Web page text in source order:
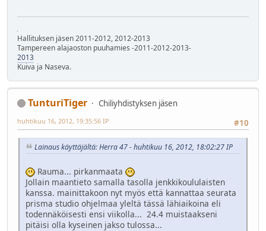
Hallituksen jäsen 2011-2012, 2012-2013
Tampereen alajaoston puuhamies -2011-2012-2013-
2013
Kuiva ja Naseva.
TunturiTiger
Chiliyhdistyksen jäsen
#10
huhtikuu 16, 2012, 19:35:56 IP
Lainaus käyttäjältä: Herra 47 - huhtikuu 16, 2012, 18:02:27 IP
Rauma... pirkanmaata
Jollain maantieto samalla tasolla jenkkikoululaisten
kanssa. mainittakoon nyt myös että kannattaa seurata
prisma studio ohjelmaa yleltä tässä lähiaikoina eli
todennäköisesti ensi viikolla... 24.4 muistaakseni
pitäisi olla kyseinen jakso tulossa...